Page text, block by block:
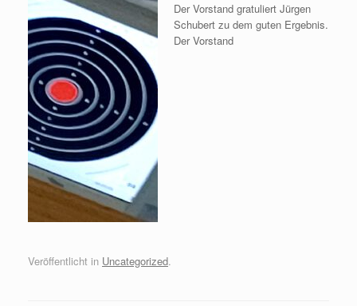
Der Vorstand gratuliert Jürgen
Schubert zu dem guten Ergebnis.
Der Vorstand
Veröffentlicht in Uncategorized.